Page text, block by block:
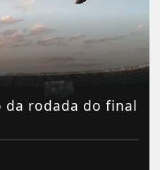
da rodada do final